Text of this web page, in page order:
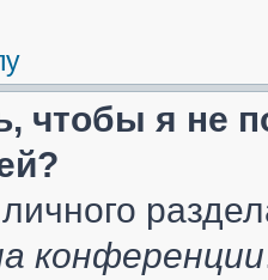
чтобы я не
конференции